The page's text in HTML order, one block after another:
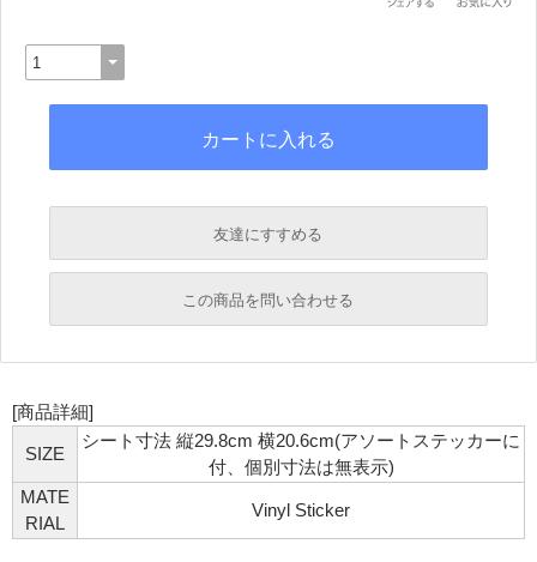
友達にすすめる
必須
必須
この商品を問い合わせる
必須
[商品詳細]
SIZE
シート寸法 縦29.8cm 横20.6cm(アソートステッカーに
付、個別寸法は無表示)
MATE
RIAL
Vinyl Sticker